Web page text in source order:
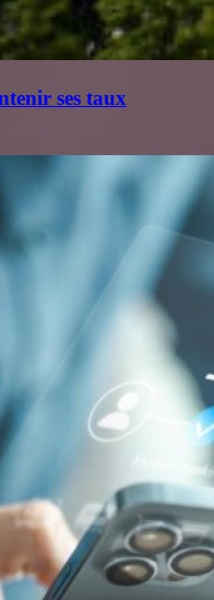
ses taux